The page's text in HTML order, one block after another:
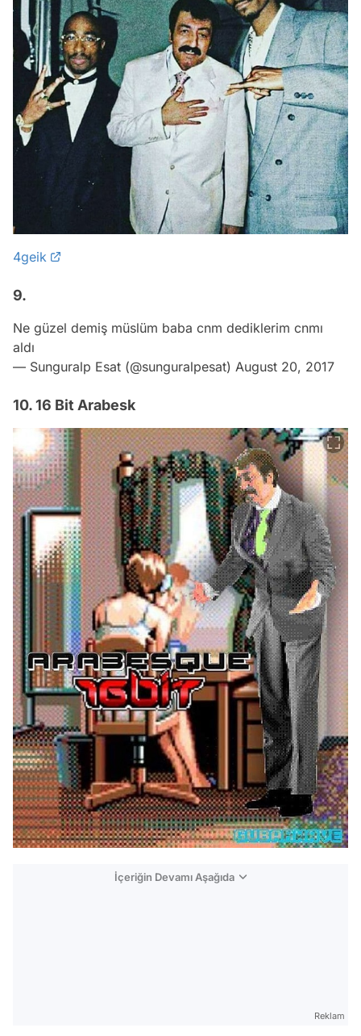
4geik
9.
Ne güzel demiş müslüm baba cnm dediklerim cnmı
aldı
— Sunguralp Esat (@sunguralpesat) August 20, 2017
10. 16 Bit Arabesk
İçeriğin Devamı Aşağıda
Reklam